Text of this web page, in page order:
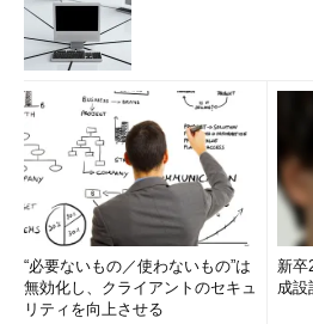
“必要ないもの／使わないもの”は
無効化し、クライアントのセキュ
リティを向上させる
新卒
成設